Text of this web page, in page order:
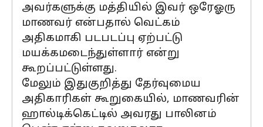
அவர்களுக்கு மத்தியில் இவர் ஒரேஓரு
மாணவர் என்பதால் வெட்கம்
அதிகமாகி படபடப்பு ஏற்பட்டு
மயக்கமடைந்துள்ளார் என்று
கூறப்பட்டுள்ளது.
மேலும் இதுகுறித்து தேர்வுமைய
அதிகாரிகள் கூறுகையில், மாணவரின்
ஹால்டிக்கெட்டில் அவரது பாலினம்